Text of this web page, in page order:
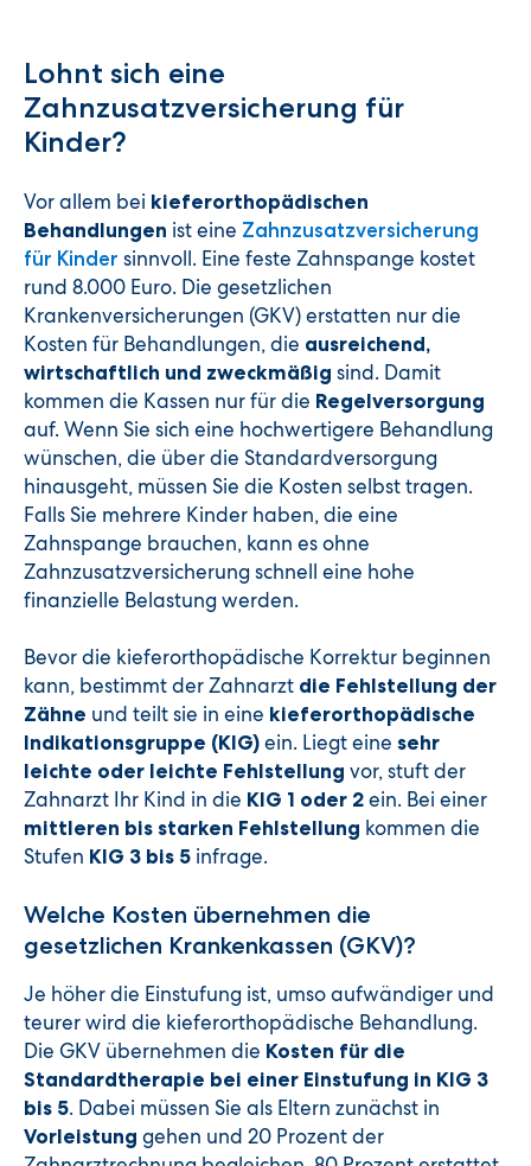
Lohnt sich eine
Zahnzusatzversicherung für
Kinder?
Vor allem bei kieferorthopädischen
Behandlungen ist eine Zahnzusatzversicherung
für Kinder sinnvoll. Eine feste Zahnspange kostet
rund 8.000 Euro. Die gesetzlichen
Krankenversicherungen (GKV) erstatten nur die
Kosten für Behandlungen, die ausreichend,
wirtschaftlich und zweckmäßig sind. Damit
kommen die Kassen nur für die Regelversorgung
auf. Wenn Sie sich eine hochwertigere Behandlung
wünschen, die über die Standardversorgung
hinausgeht, müssen Sie die Kosten selbst tragen.
Falls Sie mehrere Kinder haben, die eine
Zahnspange brauchen, kann es ohne
Zahnzusatzversicherung schnell eine hohe
finanzielle Belastung werden.
Bevor die kieferorthopädische Korrektur beginnen
kann, bestimmt der Zahnarzt die Fehlstellung der
Zähne und teilt sie in eine kieferorthopädische
Indikationsgruppe (KIG) ein. Liegt eine sehr
leichte oder leichte Fehlstellung vor, stuft der
Zahnarzt Ihr Kind in die KIG 1 oder 2 ein. Bei einer
mittleren bis starken Fehlstellung kommen die
Stufen KIG 3 bis 5 infrage.
Welche Kosten übernehmen die
gesetzlichen Krankenkassen (GKV)?
Je höher die Einstufung ist, umso aufwändiger und
teurer wird die kieferorthopädische Behandlung.
Die GKV übernehmen die Kosten für die
Standardtherapie bei einer Einstufung in KIG 3
bis 5. Dabei müssen Sie als Eltern zunächst in
Vorleistung gehen und 20 Prozent der